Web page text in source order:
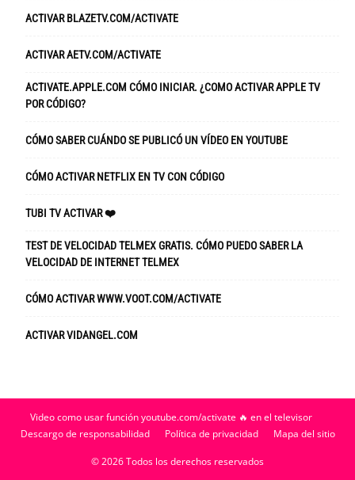
ACTIVAR BLAZETV.COM/ACTIVATE
ACTIVAR AETV.COM/ACTIVATE
ACTIVATE.APPLE.COM CÓMO INICIAR. ¿COMO ACTIVAR APPLE TV
POR CÓDIGO?
CÓMO SABER CUÁNDO SE PUBLICÓ UN VÍDEO EN YOUTUBE
CÓMO ACTIVAR NETFLIX EN TV CON CÓDIGO
TUBI TV ACTIVAR ❤️
TEST DE VELOCIDAD TELMEX GRATIS. CÓMO PUEDO SABER LA
VELOCIDAD DE INTERNET TELMEX
CÓMO ACTIVAR WWW.VOOT.COM/ACTIVATE
ACTIVAR VIDANGEL.COM
Video como usar función youtube.com/activate 🔥 en el televisor
Descargo de responsabilidad
Política de privacidad Mapa del sitio
© 2026 Todos los derechos reservados